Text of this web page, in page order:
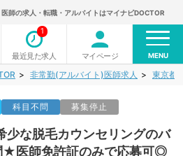
医師の求人・転職・アルバイトはマイナビDOCTOR
最近見た求人
1
マイページ MENU
非常勤(アルバイト)医師求人 東京都
科目不問 募集停止
少な脱毛カウンセリングのバ
★医師免許証のみで応募可◎